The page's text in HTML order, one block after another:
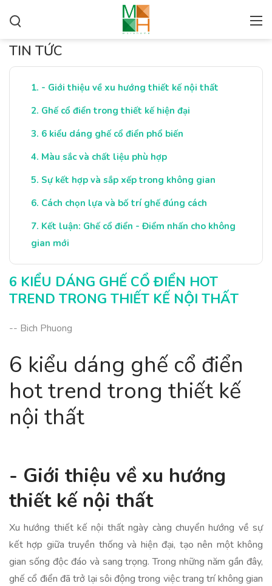
TIN TỨC
- Giới thiệu về xu hướng thiết kế nội thất
Ghế cổ điển trong thiết kế hiện đại
6 kiểu dáng ghế cổ điển phổ biến
Màu sắc và chất liệu phù hợp
Sự kết hợp và sắp xếp trong không gian
Cách chọn lựa và bố trí ghế đúng cách
Kết luận: Ghế cổ điển - Điểm nhấn cho không
gian mới
6 KIỂU DÁNG GHẾ CỔ ĐIỂN HOT
TREND TRONG THIẾT KẾ NỘI THẤT
-- Bich Phuong
6 kiểu dáng ghế cổ điển
hot trend trong thiết kế
nội thất
- Giới thiệu về xu hướng
thiết kế nội thất
Xu hướng thiết kế nội thất ngày càng chuyển hướng về sự
kết hợp giữa truyền thống và hiện đại, tạo nên một không
gian sống độc đáo và sang trọng. Trong những năm gần đây,
ghế cổ điển đã trở lại sôi động trong việc trang trí không gian